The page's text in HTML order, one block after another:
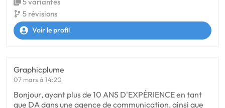
5 révisions
Voir le profil
Graphicplume
07 mars à 14:20
Bonjour, ayant plus de 10 ANS D'EXPÉRIENCE en tant
que DA dans une agence de communication, ainsi que